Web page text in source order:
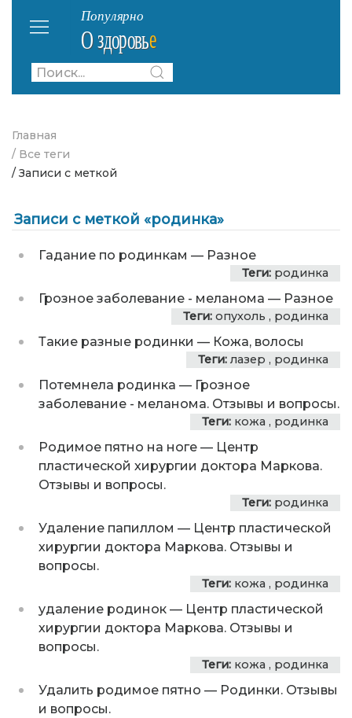
Главная
/ Все теги
/ Записи с меткой
Записи с меткой «родинка»
Гадание по родинкам — Разное
Теги: родинка
Грозное заболевание - меланома — Разное
Теги: опухоль , родинка
Такие разные родинки — Кожа, волосы
Теги: лазер , родинка
Потемнела родинка — Грозное
заболевание - меланома. Отзывы и вопросы.
Теги: кожа , родинка
Родимое пятно на ноге — Центр
пластической хирургии доктора Маркова.
Отзывы и вопросы.
Теги: родинка
Удаление папиллом — Центр пластической
хирургии доктора Маркова. Отзывы и
вопросы.
Теги: кожа , родинка
удаление родинок — Центр пластической
хирургии доктора Маркова. Отзывы и
вопросы.
Теги: кожа , родинка
Удалить родимое пятно — Родинки. Отзывы
и вопросы.